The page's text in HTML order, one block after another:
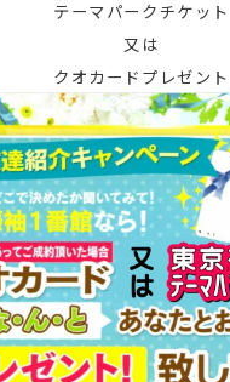
テーマパークチケット
又は
クオカードプレゼント